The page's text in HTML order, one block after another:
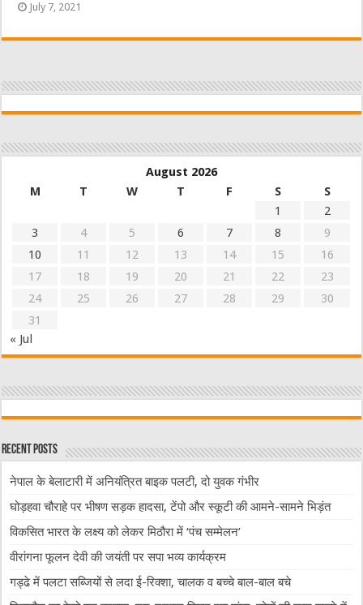
July 7, 2021
August 2026
M
T W T F S
S
1
2
3
4 5 6 7 8
9
10
11 12 13 14 15
16
17
18 19 20 21 22
23
24
25 26 27 28 29
30
31
« Jul
Recent Posts
नेपाल के बेलाटारी में अनियंत्रित बाइक पलटी, दो युवक गंभीर
घोड़हवा चौराहे पर भीषण सड़क हादसा, टेंपो और स्कूटी की आमने-सामने भिड़ंत
विकसित भारत के लक्ष्य को लेकर मिठौरा में ‘पंच सम्मेलन’
वीरांगना फूलन देवी की जयंती पर सपा भव्य कार्यक्रम
गड्ढे में पलटा सब्जियों से लदा ई-रिक्शा, चालक व बच्चे बाल-बाल बचे